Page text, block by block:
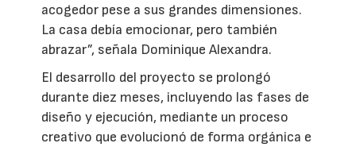
acogedor pese a sus grandes dimensiones.
La casa debía emocionar, pero también
abrazar”, señala Dominique Alexandra.
El desarrollo del proyecto se prolongó
durante diez meses, incluyendo las fases de
diseño y ejecución, mediante un proceso
creativo que evolucionó de forma orgánica e